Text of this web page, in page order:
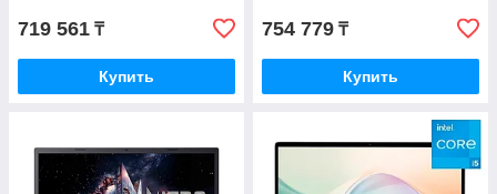
719 561 ₸
Купить
754 779 ₸
Купить